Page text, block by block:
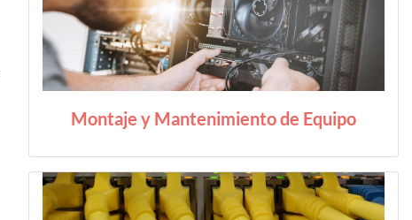
Montaje y Mantenimiento de Equipo